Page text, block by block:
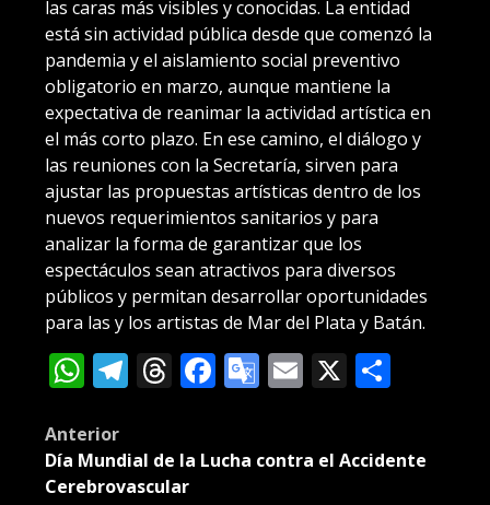
las caras más visibles y conocidas. La entidad
está sin actividad pública desde que comenzó la
pandemia y el aislamiento social preventivo
obligatorio en marzo, aunque mantiene la
expectativa de reanimar la actividad artística en
el más corto plazo. En ese camino, el diálogo y
las reuniones con la Secretaría, sirven para
ajustar las propuestas artísticas dentro de los
nuevos requerimientos sanitarios y para
analizar la forma de garantizar que los
espectáculos sean atractivos para diversos
públicos y permitan desarrollar oportunidades
para las y los artistas de Mar del Plata y Batán.
WhatsApp
Telegram
Threads
Facebook
Google
Email
X
Post
navigation
Anterior
Día Mundial de la Lucha contra el Accidente
Cerebrovascular